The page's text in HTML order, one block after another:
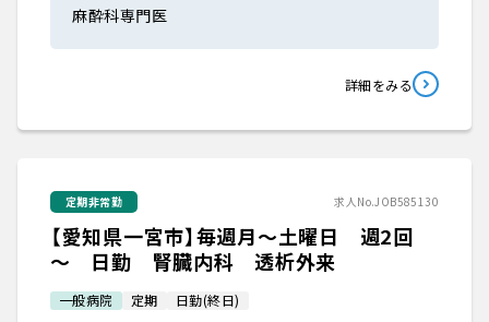
麻酔科専門医
詳細をみる
定期非常勤 求人No.JOB585130
【愛知県一宮市】毎週月～土曜日 週2回
～ 日勤 腎臓内科 透析外来
一般病院 定期 日勤(終日)